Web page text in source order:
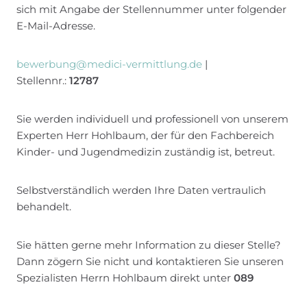
sich mit Angabe der Stellennummer unter folgender
E-Mail-Adresse.
bewerbung@medici-vermittlung.de |
Stellennr.: 12787
Sie werden individuell und professionell von unserem
Experten Herr Hohlbaum, der für den Fachbereich
Kinder- und Jugendmedizin zuständig ist, betreut.
Selbstverständlich werden Ihre Daten vertraulich
behandelt.
Sie hätten gerne mehr Information zu dieser Stelle?
Dann zögern Sie nicht und kontaktieren Sie unseren
Spezialisten Herrn Hohlbaum direkt unter 089